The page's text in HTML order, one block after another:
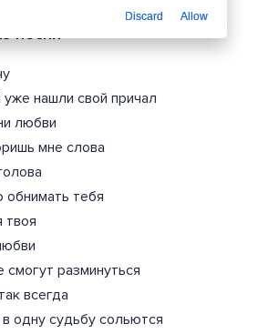
песни
нашли свой причал
любви
мне слова
тебя
твоя
разминуться
всегда
одну судьбу сольются
Discard Allow